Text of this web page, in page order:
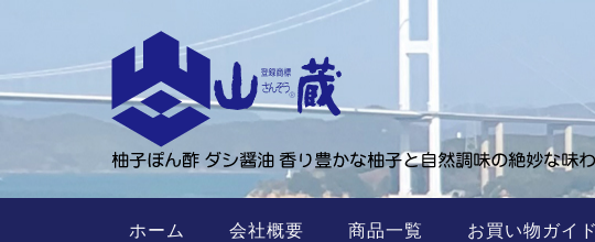
ホーム 会社概要 商品一覧 お買い物ガイド